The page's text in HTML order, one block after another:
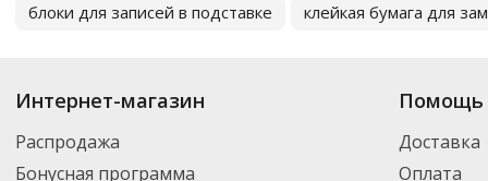
блоки для записей в подставке клейкая бумага для
Интернет-магазин
Распродажа
Бонусная программа
Помощь
Доставка
Оплата